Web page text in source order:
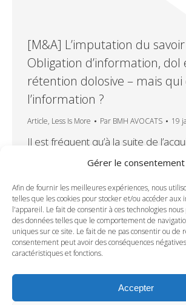
Gérer le consentement
Afin de fournir les meilleures expériences, nous
telles que les cookies pour stocker et/ou accéder aux
l'appareil. Le fait de consentir à ces technologies
des données telles que le comportement de
uniques sur ce site. Le fait de ne pas consentir ou de
consentement peut avoir des conséquences
caractéristiques et fonctions.
Accepter
[M&A] L’imputation du
Obligation d’information, dol
rétention dolosive – mais
l’information ?
Article, Less Is More Par BMH AVOCATS 19
Il est fréquent qu’à la suite de
entreprise, l’acquéreur –
préjudice sur le fondement d’une
d’information déterminante ou
annuler le contrat au motif d’un dol
rétention dolosive.M&A:
Obligation d’information, dol et